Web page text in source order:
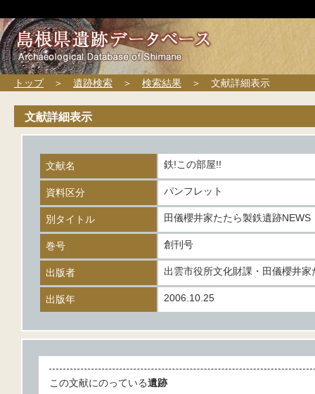
トップ＞ 遺跡検索 ＞ 検索結果 ＞ 文献詳細表示
文献詳細表示
文献名 鉄!この部屋!!
資料区分 パンフレット
別タイトル 田儀櫻井家たたら製鉄遺跡NEWS
巻号 創刊号
出版者 出雲市役所文化財課・田儀櫻井
出版年 2006.10.25
この文献にのっている遺跡